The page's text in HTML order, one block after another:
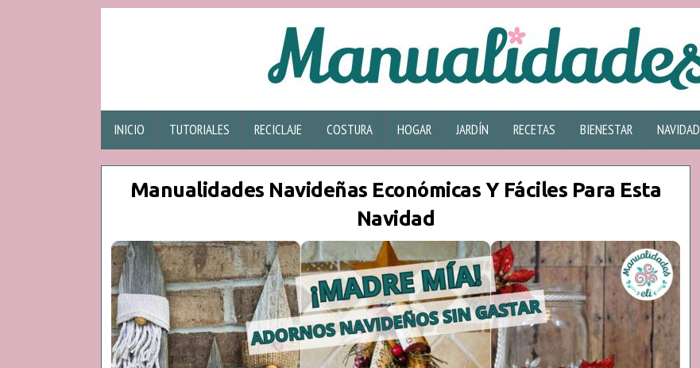
INICIO TUTORIALES RECICLAJE COSTURA HOGAR JARDÍN RECETAS BIENESTAR NAVIDAD
Manualidades Navideñas Económicas Y Fáciles Para Esta
Navidad